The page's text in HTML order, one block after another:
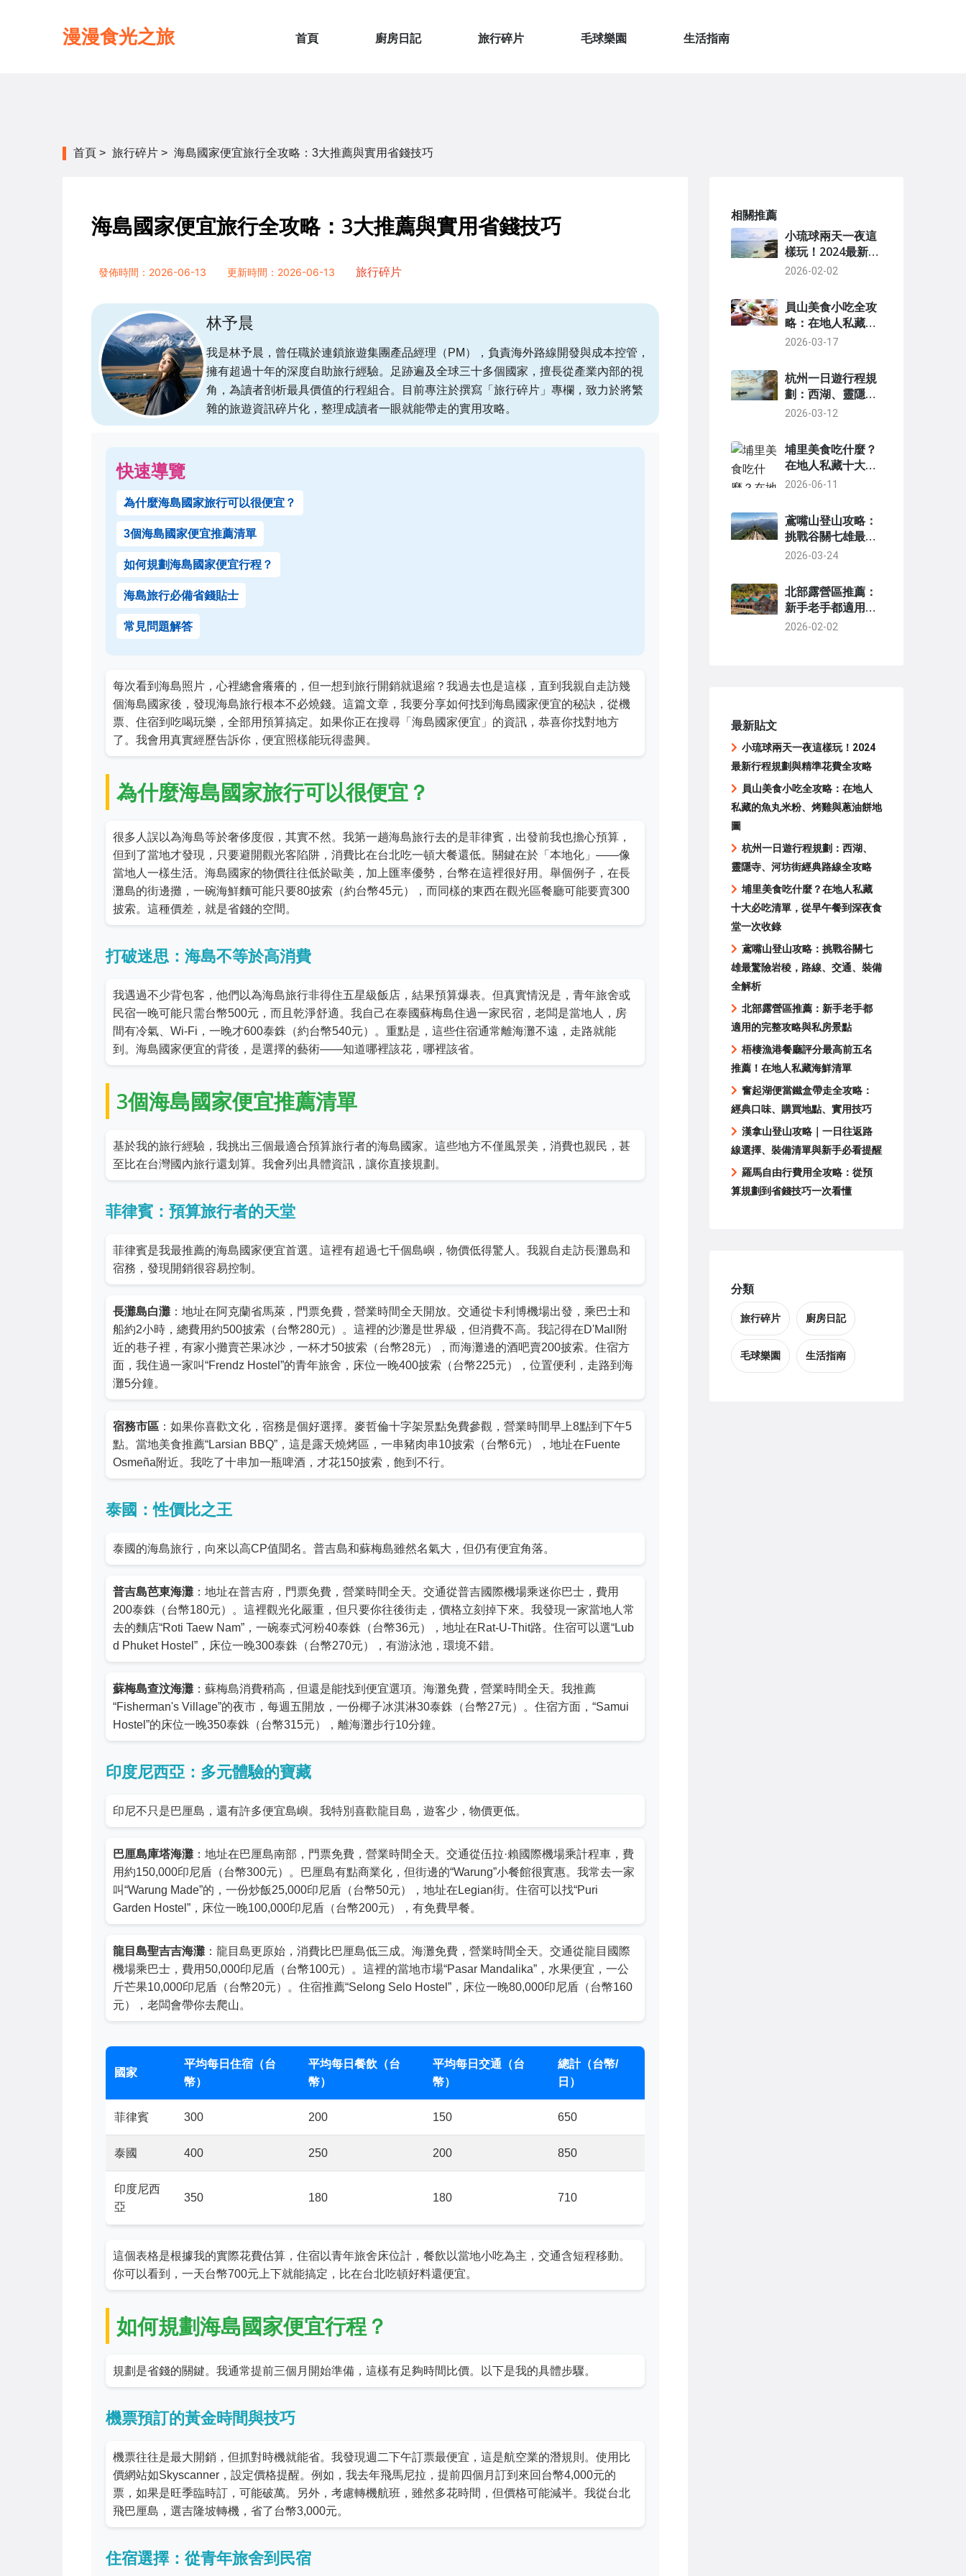
漫漫食光之旅 首頁 廚房日記 旅行碎片 毛球樂園 生活指南
首頁 > 旅行碎片 > 海島國家便宜旅行全攻略：3大推薦與實用省錢技巧
海島國家便宜旅行全攻略：3大推薦與實用省錢技巧
發佈時間：2026-06-13 更新時間：2026-06-13 旅行碎片
林予晨
我是林予晨，曾任職於連鎖旅遊集團產品經理（PM），負責海外路線開發與成本控管，
擁有超過十年的深度自助旅行經驗。足跡遍及全球三十多個國家，擅長從產業內部的視
角，為讀者剖析最具價值的行程組合。目前專注於撰寫「旅行碎片」專欄，致力於將繁
雜的旅遊資訊碎片化，整理成讀者一眼就能帶走的實用攻略。
快速導覽
為什麼海島國家旅行可以很便宜？
3個海島國家便宜推薦清單
如何規劃海島國家便宜行程？
海島旅行必備省錢貼士
常見問題解答
每次看到海島照片，心裡總會癢癢的，但一想到旅行開銷就退縮？我過去也是這樣，直到我親自走訪幾
個海島國家後，發現海島旅行根本不必燒錢。這篇文章，我要分享如何找到海島國家便宜的秘訣，從機
票、住宿到吃喝玩樂，全部用預算搞定。如果你正在搜尋「海島國家便宜」的資訊，恭喜你找對地方
了。我會用真實經歷告訴你，便宜照樣能玩得盡興。
為什麼海島國家旅行可以很便宜？
很多人誤以為海島等於奢侈度假，其實不然。我第一趟海島旅行去的是菲律賓，出發前我也擔心預算，
但到了當地才發現，只要避開觀光客陷阱，消費比在台北吃一頓大餐還低。關鍵在於「本地化」——像
當地人一樣生活。海島國家的物價往往低於歐美，加上匯率優勢，台幣在這裡很好用。舉個例子，在長
灘島的街邊攤，一碗海鮮麵可能只要80披索（約台幣45元），而同樣的東西在觀光區餐廳可能要賣300
披索。這種價差，就是省錢的空間。
打破迷思：海島不等於高消費
我遇過不少背包客，他們以為海島旅行非得住五星級飯店，結果預算爆表。但真實情況是，青年旅舍或
民宿一晚可能只需台幣500元，而且乾淨舒適。我自己在泰國蘇梅島住過一家民宿，老闆是當地人，房
間有冷氣、Wi-Fi，一晚才600泰銖（約台幣540元）。重點是，這些住宿通常離海灘不遠，走路就能
到。海島國家便宜的背後，是選擇的藝術——知道哪裡該花，哪裡該省。
3個海島國家便宜推薦清單
基於我的旅行經驗，我挑出三個最適合預算旅行者的海島國家。這些地方不僅風景美，消費也親民，甚
至比在台灣國內旅行還划算。我會列出具體資訊，讓你直接規劃。
菲律賓：預算旅行者的天堂
菲律賓是我最推薦的海島國家便宜首選。這裡有超過七千個島嶼，物價低得驚人。我親自走訪長灘島和
宿務，發現開銷很容易控制。
長灘島白灘 ：地址在阿克蘭省馬萊，門票免費，營業時間全天開放。交通從卡利博機場出發，乘巴士和
船約2小時，總費用約500披索（台幣280元）。這裡的沙灘是世界級，但消費不高。我記得在D'Mall附
近的巷子裡，有家小攤賣芒果冰沙，一杯才50披索（台幣28元），而海灘邊的酒吧賣200披索。住宿方
面，我住過一家叫“Frendz Hostel”的青年旅舍，床位一晚400披索（台幣225元），位置便利，走路到海
灘5分鐘。
宿務市區 ：如果你喜歡文化，宿務是個好選擇。麥哲倫十字架景點免費參觀，營業時間早上8點到下午5
點。當地美食推薦“Larsian BBQ”，這是露天燒烤區，一串豬肉串10披索（台幣6元），地址在Fuente
Osmeña附近。我吃了十串加一瓶啤酒，才花150披索，飽到不行。
泰國：性價比之王
泰國的海島旅行，向來以高CP值聞名。普吉島和蘇梅島雖然名氣大，但仍有便宜角落。
普吉島芭東海灘 ：地址在普吉府，門票免費，營業時間全天。交通從普吉國際機場乘迷你巴士，費用
200泰銖（台幣180元）。這裡觀光化嚴重，但只要你往後街走，價格立刻掉下來。我發現一家當地人常
去的麵店“Roti Taew Nam”，一碗泰式河粉40泰銖（台幣36元），地址在Rat-U-Thit路。住宿可以選“Lub
d Phuket Hostel”，床位一晚300泰銖（台幣270元），有游泳池，環境不錯。
蘇梅島查汶海灘 ：蘇梅島消費稍高，但還是能找到便宜選項。海灘免費，營業時間全天。我推薦
“Fisherman's Village”的夜市，每週五開放，一份椰子冰淇淋30泰銖（台幣27元）。住宿方面，“Samui
Hostel”的床位一晚350泰銖（台幣315元），離海灘步行10分鐘。
印度尼西亞：多元體驗的寶藏
印尼不只是巴厘島，還有許多便宜島嶼。我特別喜歡龍目島，遊客少，物價更低。
巴厘島庫塔海灘 ：地址在巴厘島南部，門票免費，營業時間全天。交通從伍拉·賴國際機場乘計程車，費
用約150,000印尼盾（台幣300元）。巴厘島有點商業化，但街邊的“Warung”小餐館很實惠。我常去一家
叫“Warung Made”的，一份炒飯25,000印尼盾（台幣50元），地址在Legian街。住宿可以找“Puri
Garden Hostel”，床位一晚100,000印尼盾（台幣200元），有免費早餐。
龍目島聖吉吉海灘 ：龍目島更原始，消費比巴厘島低三成。海灘免費，營業時間全天。交通從龍目國際
機場乘巴士，費用50,000印尼盾（台幣100元）。這裡的當地市場“Pasar Mandalika”，水果便宜，一公
斤芒果10,000印尼盾（台幣20元）。住宿推薦“Selong Selo Hostel”，床位一晚80,000印尼盾（台幣160
元），老闆會帶你去爬山。
國家
平均每日住宿（台
幣）
平均每日餐飲（台
幣）
平均每日交通（台
幣）
總計（台幣/
日）
菲律賓 300 200 150 650
泰國 400 250 200 850
印度尼西
亞
350 180 180 710
這個表格是根據我的實際花費估算，住宿以青年旅舍床位計，餐飲以當地小吃為主，交通含短程移動。
你可以看到，一天台幣700元上下就能搞定，比在台北吃頓好料還便宜。
如何規劃海島國家便宜行程？
規劃是省錢的關鍵。我通常提前三個月開始準備，這樣有足夠時間比價。以下是我的具體步驟。
機票預訂的黃金時間與技巧
機票往往是最大開銷，但抓對時機就能省。我發現週二下午訂票最便宜，這是航空業的潛規則。使用比
價網站如Skyscanner，設定價格提醒。例如，我去年飛馬尼拉，提前四個月訂到來回台幣4,000元的
票，如果是旺季臨時訂，可能破萬。另外，考慮轉機航班，雖然多花時間，但價格可能減半。我從台北
飛巴厘島，選吉隆坡轉機，省了台幣3,000元。
住宿選擇：從青年旅舍到民宿
相關推薦
小琉球兩天一夜這
樣玩！2024最新行
程規劃與精準花費
2026-02-02
員山美食小吃全攻
略：在地人私藏的
魚丸米粉、烤雞與
2026-03-17
杭州一日遊行程規
劃：西湖、靈隱
寺、河坊街經典路
2026-03-12
埔里美食吃什麼？
在地人私藏十大必
吃清單，從早午餐
錄
2026-06-11
鳶嘴山登山攻略：
挑戰谷關七雄最驚
險岩稜，路線、交
2026-03-24
北部露營區推薦：
新手老手都適用的
完整攻略與私房景
2026-02-02
最新貼文
小琉球兩天一夜這樣玩！2024
最新行程規劃與精準花費全攻略
員山美食小吃全攻略：在地人
私藏的魚丸米粉、烤雞與蔥油餅地
圖
杭州一日遊行程規劃：西湖、
靈隱寺、河坊街經典路線全攻略
埔里美食吃什麼？在地人私藏
十大必吃清單，從早午餐到深夜食
堂一次收錄
鳶嘴山登山攻略：挑戰谷關七
雄最驚險岩稜，路線、交通、裝備
全解析
北部露營區推薦：新手老手都
適用的完整攻略與私房景點
梧棲漁港餐廳評分最高前五名
推薦！在地人私藏海鮮清單
奮起湖便當鐵盒帶走全攻略：
經典口味、購買地點、實用技巧
漢拿山登山攻略｜一日往返路
線選擇、裝備清單與新手必看提醒
羅馬自由行費用全攻略：從預
算規劃到省錢技巧一次看懂
分類
旅行碎片 廚房日記
毛球樂園 生活指南